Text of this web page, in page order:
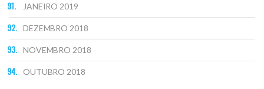
JANEIRO 2019
DEZEMBRO 2018
NOVEMBRO 2018
OUTUBRO 2018